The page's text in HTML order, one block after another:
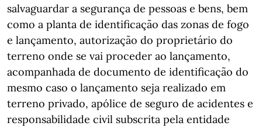
salvaguardar a segurança de pessoas e bens, bem
como a planta de identificação das zonas de fogo
e lançamento, autorização do proprietário do
terreno onde se vai proceder ao lançamento,
acompanhada de documento de identificação do
mesmo caso o lançamento seja realizado em
terreno privado, apólice de seguro de acidentes e
responsabilidade civil subscrita pela entidade